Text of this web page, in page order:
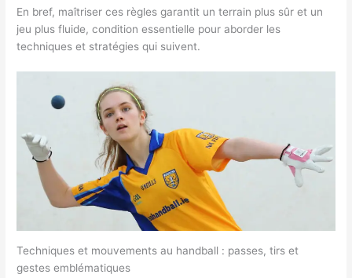
En bref, maîtriser ces règles garantit un terrain plus sûr et un
jeu plus fluide, condition essentielle pour aborder les
techniques et stratégies qui suivent.
Techniques et mouvements au handball : passes, tirs et
gestes emblématiques